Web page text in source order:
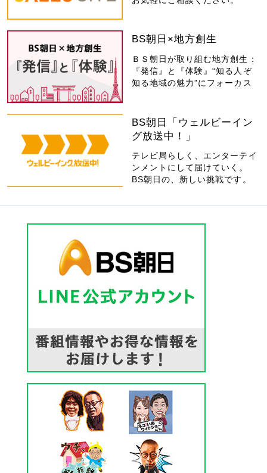
BS朝日×地方創生
ＢＳ朝日が取り組む地方創生：
『発信』と『体験』“知る人ぞ
知る地域の魅力”にフォーカス
BS朝日「ウェルビーイン
グ放送中！」
テレビ局らしく、エンターテイ
ンメントにして届けていく。
BS朝日の、新しい挑戦です。